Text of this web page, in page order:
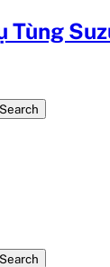
Search
Search